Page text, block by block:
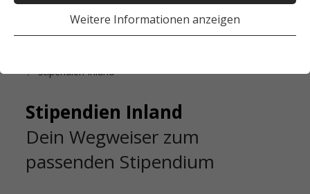
Weitere Informationen anzeigen
Stipendien Inland
Stipendien Inland
Dein Wegweiser zum
passenden Stipendium